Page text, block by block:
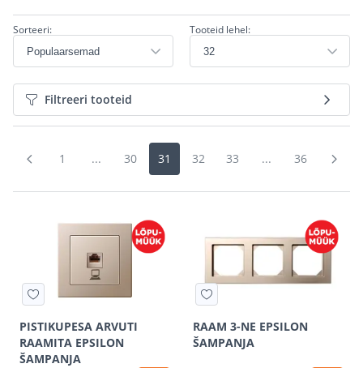
Sorteeri: Tooteid lehel:
Filtreeri tooteid
1 ... 30 31 32 33 ... 36
PISTIKUPESA ARVUTI
RAAMITA EPSILON
ŠAMPANJA
RAAM 3-NE EPSILON
ŠAMPANJA